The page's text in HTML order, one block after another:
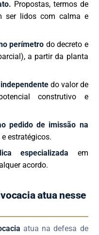
Propostas, termos de
ser lidos com calma e
perímetro do decreto e
a partir da planta
do valor de
construtivo e
pedido de imissão na
estratégicos.
especializada em
acordo.
atua nesse
atua na defesa de